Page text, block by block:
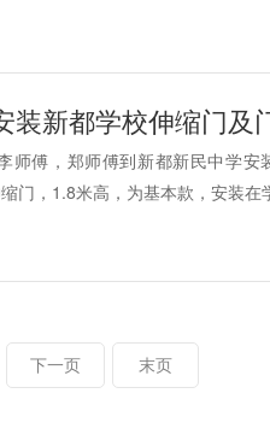
装新都学校伸缩门及
师傅，郑师傅到新都新民中学安
门，1.8米高，为基本款，安装在
下一页 末页